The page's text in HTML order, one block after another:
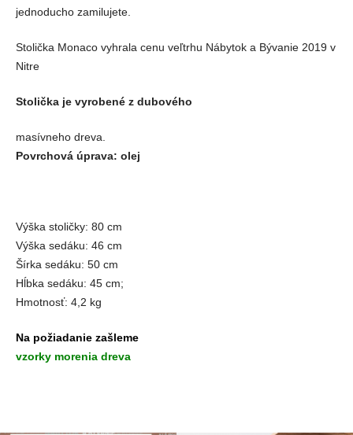
jednoducho zamilujete.
Stolička Monaco vyhrala cenu veľtrhu Nábytok a Bývanie 2019 v
Nitre
Stolička je vyrobené z dubového
masívneho dreva.
Povrchová úprava: olej
Výška stoličky: 80 cm
Výška sedáku: 46 cm
Šírka sedáku: 50 cm
Hĺbka sedáku: 45 cm;
Hmotnosť: 4,2 kg
Na požiadanie zašleme
vzorky morenia dreva